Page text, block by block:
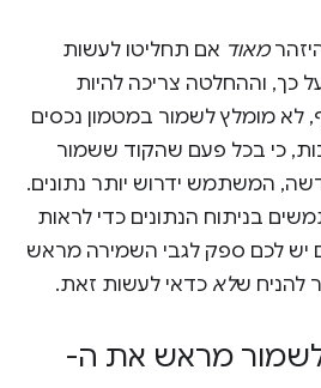
מאוד אם תחליטו לעשות
כך, וההחלטה צריכה להיות
לא מומלץ לשמור במטמון נכסים
כי בכל פעם שהקוד ששמור
המשתמש ידרוש יותר נתונים.
בניתוח הנתונים כדי לראות
יש לכם ספק לגבי השמירה מראש
להניח שלא כדאי לעשות זאת.
לשמור מראש את ה-